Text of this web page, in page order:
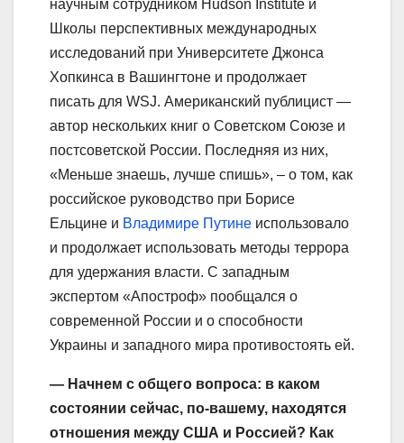
научным сотрудником Hudson Institute и
Школы перспективных международных
исследований при Университете Джонса
Хопкинса в Вашингтоне и продолжает
писать для WSJ. Американский публицист —
автор нескольких книг о Советском Союзе и
постсоветской России. Последняя из них,
«Меньше знаешь, лучше спишь», – о том, как
российское руководство при Борисе
Ельцине и Владимире Путине использовало
и продолжает использовать методы террора
для удержания власти. С западным
экспертом «Апостроф» пообщался о
современной России и о способности
Украины и западного мира противостоять ей.
— Начнем с общего вопроса: в каком
состоянии сейчас, по-вашему, находятся
отношения между США и Россией? Как